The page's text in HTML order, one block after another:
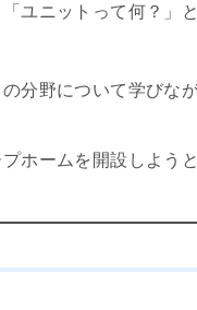
ユニットって何？」
分野について学びな
ホームを開設しよう